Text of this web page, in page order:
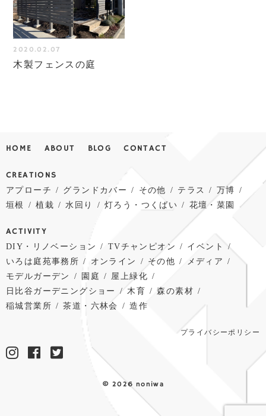
2020.02.07
木製フェンスの庭
HOME ABOUT BLOG CONTACT
CREATIONS
アプローチ グランドカバー その他 テラス
万博
垣根
植栽 水回り 灯ろう・つくばい 花壇・菜園
ACTIVITY
DIY・リノベーション TVチャンピオン
イベント
いろは庭苑事務所
オンライン その他
メディア
モデルガーデン
園庭
屋上緑化
日比谷ガーデニングショー
木育
森の素材
稲城営業所
茶道・六林会 造作
プライバシーポリシー
© 2026 noniwa